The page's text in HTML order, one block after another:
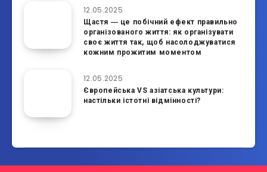
12.05.2025
Щастя ― це побічний ефект правильно
організованого життя: як організувати
своє життя так, щоб насолоджуватися
кожним прожитим моментом
12.05.2025
Європейська VS азіатська культури:
настільки істотні відмінності?